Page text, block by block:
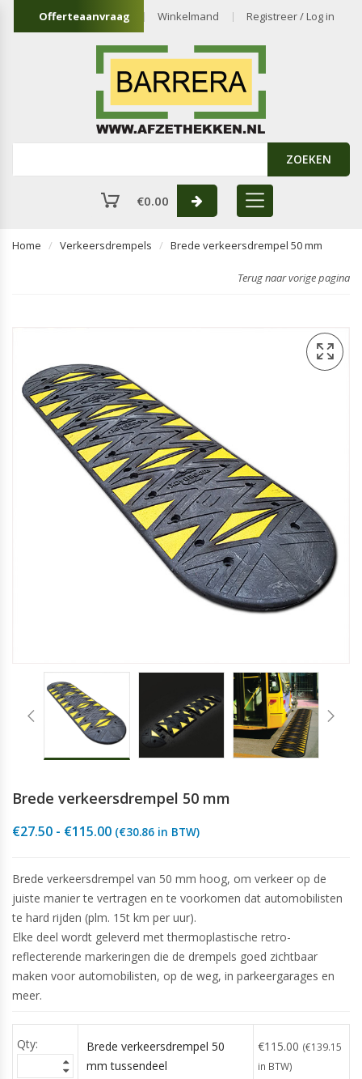
Offerteaanvraag Winkelmand Registreer / Log in
ZOEKEN
€0.00
Home Verkeersdrempels Brede verkeersdrempel 50 mm
Terug naar vorige pagina
Brede verkeersdrempel 50 mm
€27.50 - €115.00Prijsklasse:
€115.00
(€30.86 in BTW)
Brede verkeersdrempel van 50 mm hoog, om verkeer op de
juiste manier te vertragen en te voorkomen dat automobilisten
te hard rijden (plm. 15t km per uur).
Elke deel wordt geleverd met thermoplastische retro-
reflecterende markeringen die de drempels goed zichtbaar
maken voor automobilisten, op de weg, in parkeergarages en
meer.
Brede verkeersdrempel 50
mm tussendeel
€115.00 (€139.15
in BTW)